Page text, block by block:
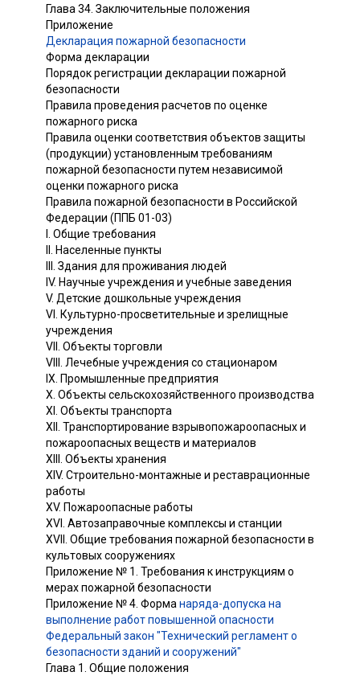
Глава 34. Заключительные положения
Приложение
Декларация пожарной безопасности
Форма декларации
Порядок регистрации декларации пожарной
безопасности
Правила проведения расчетов по оценке
пожарного риска
Правила оценки соответствия объектов защиты
(продукции) установленным требованиям
пожарной безопасности путем независимой
оценки пожарного риска
Правила пожарной безопасности в Российской
Федерации (ППБ 01-03)
I. Общие требования
II. Населенные пункты
III. Здания для проживания людей
IV. Научные учреждения и учебные заведения
V. Детские дошкольные учреждения
VI. Культурно-просветительные и зрелищные
учреждения
VII. Объекты торговли
VIII. Лечебные учреждения со стационаром
IX. Промышленные предприятия
X. Объекты сельскохозяйственного производства
XI. Объекты транспорта
XII. Транспортирование взрывопожароопасных и
пожароопасных веществ и материалов
XIII. Объекты хранения
XIV. Строительно-монтажные и реставрационные
работы
XV. Пожароопасные работы
XVI. Автозаправочные комплексы и станции
XVII. Общие требования пожарной безопасности в
культовых сооружениях
Приложение № 1. Требования к инструкциям о
мерах пожарной безопасности
Приложение № 4. Форма наряда-допуска на
выполнение работ повышенной опасности
Федеральный закон "Технический регламент о
безопасности зданий и сооружений"
Глава 1. Общие положения